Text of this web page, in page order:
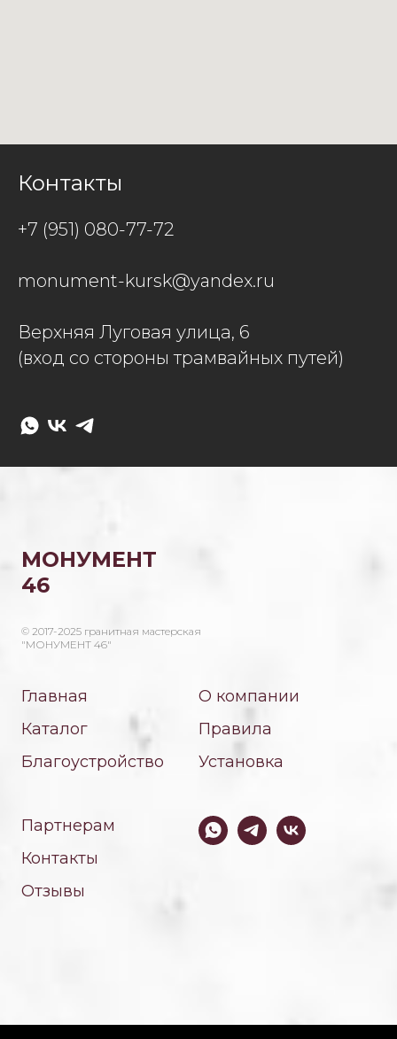
Контакты
+7 (951) 080-77-72
monument-kursk@yandex.ru
Верхняя Луговая улица, 6
(вход со стороны трамвайных путей)
МОНУМЕНТ
46
© 2017-2025 гранитная мастерская
"МОНУМЕНТ 46"
Главная
Каталог
Благоустройство
О компании
Правила
Установка
Партнерам
Контакты
Отзывы